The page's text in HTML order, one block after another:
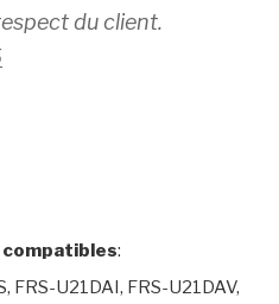
du client.
:
FRS-U21DAI, FRS-U21DAV,